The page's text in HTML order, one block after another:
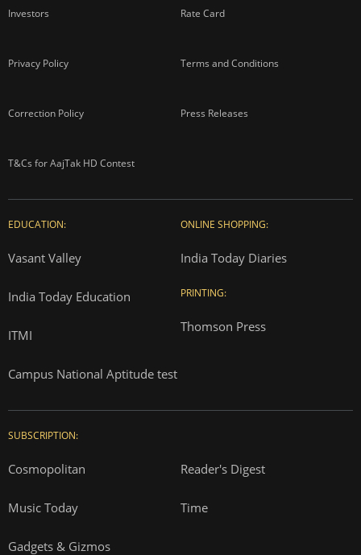
Investors Rate Card
Privacy Policy Terms and Conditions
Correction Policy Press Releases
T&Cs for AajTak HD Contest
EDUCATION:
Vasant Valley
India Today Education
ITMI
Campus National Aptitude test
ONLINE SHOPPING:
India Today Diaries
PRINTING:
Thomson Press
SUBSCRIPTION:
Cosmopolitan Reader's Digest
Music Today Time
Gadgets & Gizmos